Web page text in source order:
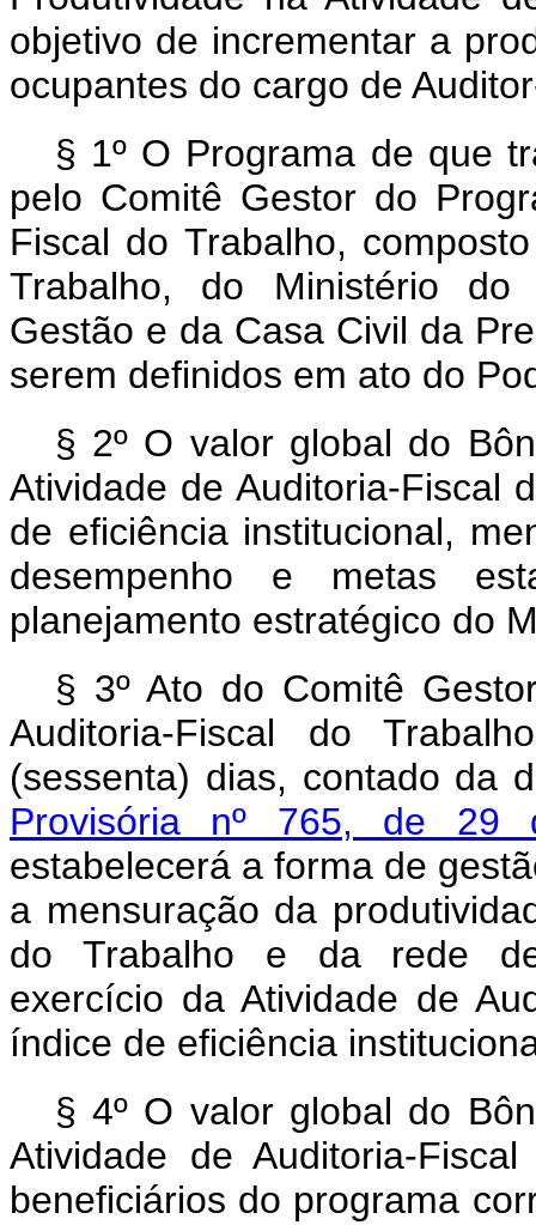
objetivo de incrementar a
ocupantes do cargo de
§ 1º O Programa de que
pelo Comitê Gestor do
Fiscal do Trabalho,
Trabalho, do Ministério do
Gestão e da Casa Civil da
serem definidos em ato do
§ 2º O valor global do
Atividade de Auditoria-Fiscal
de eficiência institucional,
desempenho e metas
planejamento estratégico do
§ 3º Ato do Comitê
Auditoria-Fiscal do
(sessenta) dias, contado da
Provisória nº 765, de
estabelecerá a forma de
a mensuração da
do Trabalho e da rede
exercício da Atividade de
índice de eficiência
§ 4º O valor global do
Atividade de Auditoria-
beneficiários do programa